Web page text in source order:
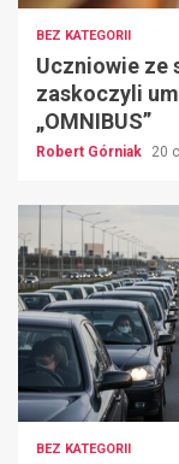
BEZ KATEGORII
Uczniowie ze
zaskoczyli
„OMNIBUS”
Robert Górniak 20
BEZ KATEGORII